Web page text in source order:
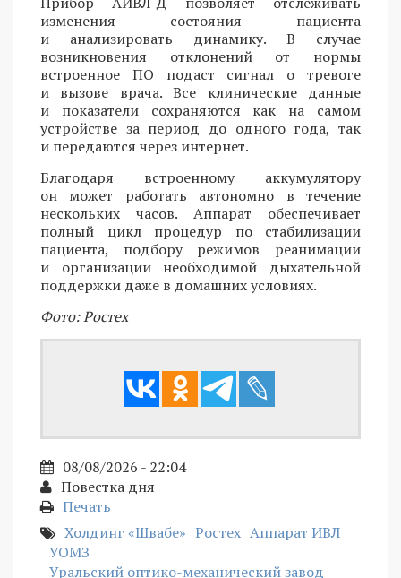
изменения состояния пациента
и анализировать динамику. В случае
возникновения отклонений от нормы
встроенное ПО подаст сигнал о тревоге
и вызове врача. Все клинические данные
и показатели сохраняются как на самом
устройстве за период до одного года, так
и передаются через интернет.
Благодаря встроенному аккумулятору
он может работать автономно в течение
нескольких часов. Аппарат обеспечивает
полный цикл процедур по стабилизации
пациента, подбору режимов реанимации
и организации необходимой дыхательной
поддержки даже в домашних условиях.
Фото: Ростех
08/08/2026 - 22:04
Повестка дня
Печать
Холдинг «Швабе» Ростех Аппарат ИВЛ
УОМЗ
Уральский оптико-механический завод